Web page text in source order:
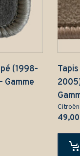
(1998-
49,00